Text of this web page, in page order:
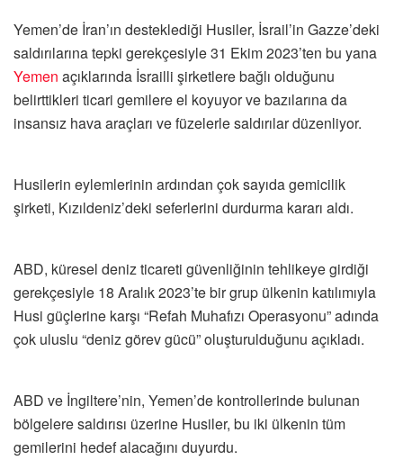
Yemen’de İran’ın desteklediği Husiler, İsrail’in Gazze’deki
saldırılarına tepki gerekçesiyle 31 Ekim 2023’ten bu yana
Yemen açıklarında İsrailli şirketlere bağlı olduğunu
belirttikleri ticari gemilere el koyuyor ve bazılarına da
insansız hava araçları ve füzelerle saldırılar düzenliyor.
Husilerin eylemlerinin ardından çok sayıda gemicilik
şirketi, Kızıldeniz’deki seferlerini durdurma kararı aldı.
ABD, küresel deniz ticareti güvenliğinin tehlikeye girdiği
gerekçesiyle 18 Aralık 2023’te bir grup ülkenin katılımıyla
Husi güçlerine karşı “Refah Muhafızı Operasyonu” adında
çok uluslu “deniz görev gücü” oluşturulduğunu açıkladı.
ABD ve İngiltere’nin, Yemen’de kontrollerinde bulunan
bölgelere saldırısı üzerine Husiler, bu iki ülkenin tüm
gemilerini hedef alacağını duyurdu.